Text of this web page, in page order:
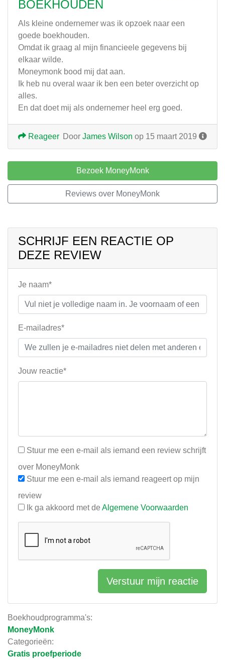
Boekhoudprogramma's:
MoneyMonk
Categorieën:
Gratis proefperiode
BOEKHOUDEN
Als kleine ondernemer was ik opzoek naar een
goede boekhouden.
Omdat ik graag al mijn financieele gegevens bij
elkaar wilde.
Moneymonk bood mij dat aan.
Ik heb nu overal waar ik ben een beter overzicht op
alles.
En dat doet mij als ondernemer heel erg goed.
Door James Wilson op 15 maart 2019
Reageer
Bezoek MoneyMonk
Reviews over MoneyMonk
SCHRIJF EEN REACTIE OP
DEZE REVIEW
Je naam*
E-mailadres*
Jouw reactie*
Stuur me een e-mail als iemand een review schrijft
over MoneyMonk
Stuur me een e-mail als iemand reageert op mijn
review
Ik ga akkoord met de Algemene Voorwaarden
Verstuur mijn reactie